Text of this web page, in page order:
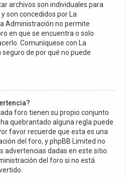
archivos son individuales para
son concedidos por La
Administración no permite
en que se encuentra o solo
Comuníquese con La
de por qué no puede
foro tienen su propio conjunto
quebrantado alguna regla puede
favor recuerde que esta es una
del foro, y phpBB Limited no
advertencias dadas en este sitio.
del foro si no está